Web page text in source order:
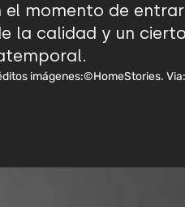
momento de
la calidad y un
imágenes:©HomeStories.